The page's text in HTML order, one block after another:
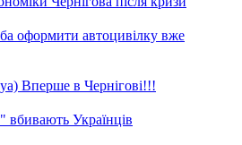
оформити автоцивілку вже
Вперше в Чернігові!!!
Українців